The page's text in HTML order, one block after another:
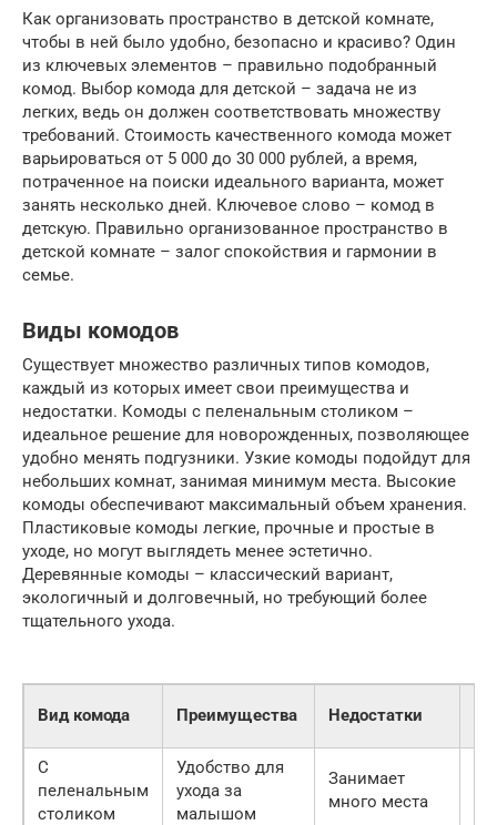
Как организовать пространство в детской комнате,
чтобы в ней было удобно, безопасно и красиво? Один
из ключевых элементов – правильно подобранный
комод. Выбор комода для детской – задача не из
легких, ведь он должен соответствовать множеству
требований. Стоимость качественного комода может
варьироваться от 5 000 до 30 000 рублей, а время,
потраченное на поиски идеального варианта, может
занять несколько дней. Ключевое слово – комод в
детскую. Правильно организованное пространство в
детской комнате – залог спокойствия и гармонии в
семье.
Виды комодов
Существует множество различных типов комодов,
каждый из которых имеет свои преимущества и
недостатки. Комоды с пеленальным столиком –
идеальное решение для новорожденных, позволяющее
удобно менять подгузники. Узкие комоды подойдут для
небольших комнат, занимая минимум места. Высокие
комоды обеспечивают максимальный объем хранения.
Пластиковые комоды легкие, прочные и простые в
уходе, но могут выглядеть менее эстетично.
Деревянные комоды – классический вариант,
экологичный и долговечный, но требующий более
тщательного ухода.
Вид комода Преимущества Недостатки
С
пеленальным
столиком
Удобство для
ухода за
малышом
Занимает
много места